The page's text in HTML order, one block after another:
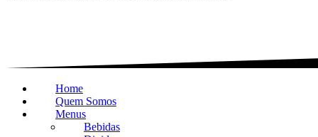
Home
Quem Somos
Menus
Bebidas